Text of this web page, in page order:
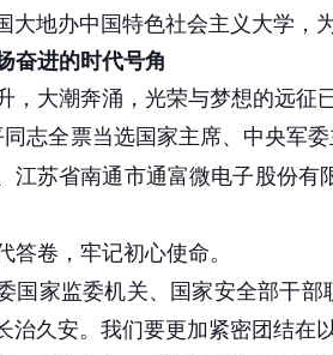
大地办中国特色社会主义大学，
奋进的时代号角
，大潮奔涌，光荣与梦想的远征
同志全票当选国家主席、中央军
江苏省南通市通富微电子股份
答卷，牢记初心使命。
国家监委机关、国家安全部干
治久安。我们要更加紧密团结在